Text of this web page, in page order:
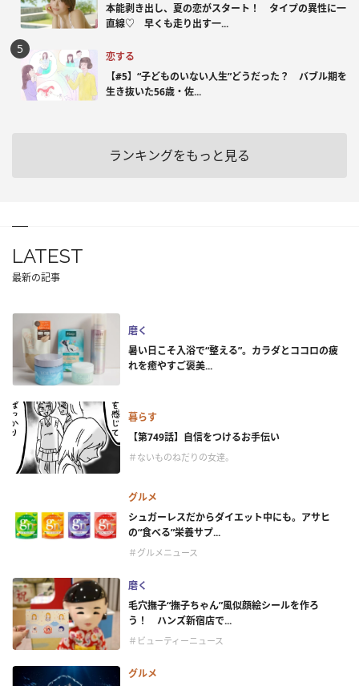
本能剥き出し、夏の恋がスタート！ タイプの異性に一
直線♡ 早くも走り出す一...
恋する
【#5】“子どものいない人生”どうだった？ バブル期を
生き抜いた56歳・佐...
ランキングをもっと見る
LATEST
最新の記事
磨く
暑い日こそ入浴で“整える”。カラダとココロの疲
れを癒やすご褒美...
暮らす
【第749話】自信をつけるお手伝い
＃ないものねだりの女達。
グルメ
シュガーレスだからダイエット中にも。アサヒ
の“食べる”栄養サプ...
＃グルメニュース
磨く
毛穴撫子“撫子ちゃん”風似顔絵シールを作ろ
う！ ハンズ新宿店で...
＃ビューティーニュース
グルメ